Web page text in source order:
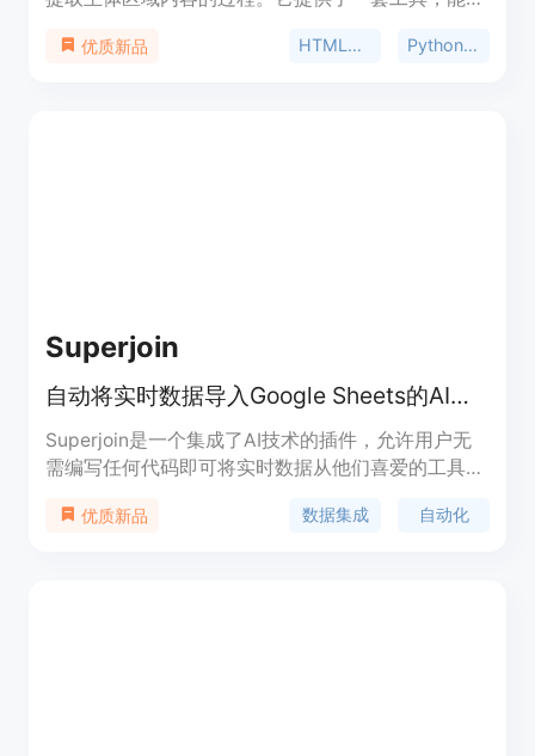
复杂的HTML结构还是简单的网页，这个库都旨在为
优质新品 HTML提取 Python库
Superjoin
自动将实时数据导入Google Sheets的AI工具。
Superjoin是一个集成了AI技术的插件，允许用户无
需编写任何代码即可将实时数据从他们喜爱的工具中
需编码和开发人员即可操作的解决方案，支持一键连
优质新品 数据集成 自动化